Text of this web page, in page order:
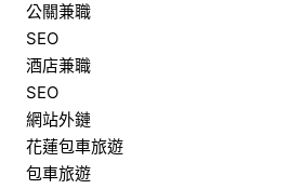
公關兼職
SEO
酒店兼職
SEO
網站外鏈
花蓮包車旅遊
包車旅遊